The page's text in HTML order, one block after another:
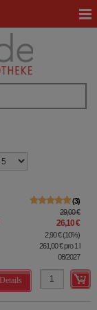
3
29,00 €
26,10 €
2,90 €(10%)
261,00 €pro 1 l
08/2027
Details